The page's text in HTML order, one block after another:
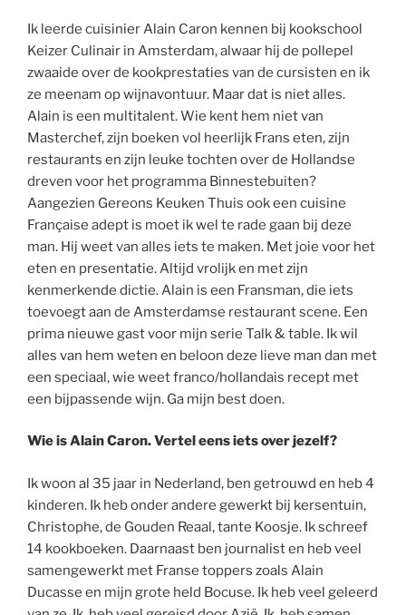
Ik leerde cuisinier Alain Caron kennen bij kookschool
Keizer Culinair in Amsterdam, alwaar hij de pollepel
zwaaide over de kookprestaties van de cursisten en ik
ze meenam op wijnavontuur. Maar dat is niet alles.
Alain is een multitalent. Wie kent hem niet van
Masterchef, zijn boeken vol heerlijk Frans eten, zijn
restaurants en zijn leuke tochten over de Hollandse
dreven voor het programma Binnestebuiten?
Aangezien Gereons Keuken Thuis ook een cuisine
Française adept is moet ik wel te rade gaan bij deze
man. Hij weet van alles iets te maken. Met joie voor het
eten en presentatie. Altijd vrolijk en met zijn
kenmerkende dictie. Alain is een Fransman, die iets
toevoegt aan de Amsterdamse restaurant scene. Een
prima nieuwe gast voor mijn serie Talk & table. Ik wil
alles van hem weten en beloon deze lieve man dan met
een speciaal, wie weet franco/hollandais recept met
een bijpassende wijn. Ga mijn best doen.
Wie is Alain Caron. Vertel eens iets over jezelf?
Ik woon al 35 jaar in Nederland, ben getrouwd en heb 4
kinderen. Ik heb onder andere gewerkt bij kersentuin,
Christophe, de Gouden Reaal, tante Koosje. Ik schreef
14 kookboeken. Daarnaast ben journalist en heb veel
samengewerkt met Franse toppers zoals Alain
Ducasse en mijn grote held Bocuse. Ik heb veel geleerd